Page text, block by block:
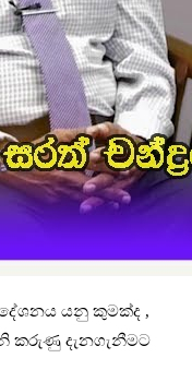
යනු කුමක්ද ,
කරුණු දැනගැනීමට